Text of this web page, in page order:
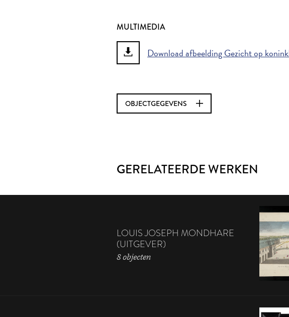
MULTIMEDIA
Download afbeelding Gezicht op
OBJECTGEGEVENS
GERELATEERDE WERKEN
LOUIS JOSEPH MONDHARE
(UITGEVER)
8 objecten